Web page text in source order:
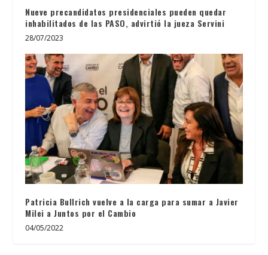
Nueve precandidatos presidenciales pueden quedar
inhabilitados de las PASO, advirtió la jueza Servini
28/07/2023
Patricia Bullrich vuelve a la carga para sumar a Javier
Milei a Juntos por el Cambio
04/05/2022